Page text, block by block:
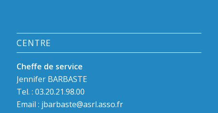
CENTRE
Cheffe de service
Jennifer BARBASTE
Tel. : 03.20.21.98.00
Email : jbarbaste@asrl.asso.fr